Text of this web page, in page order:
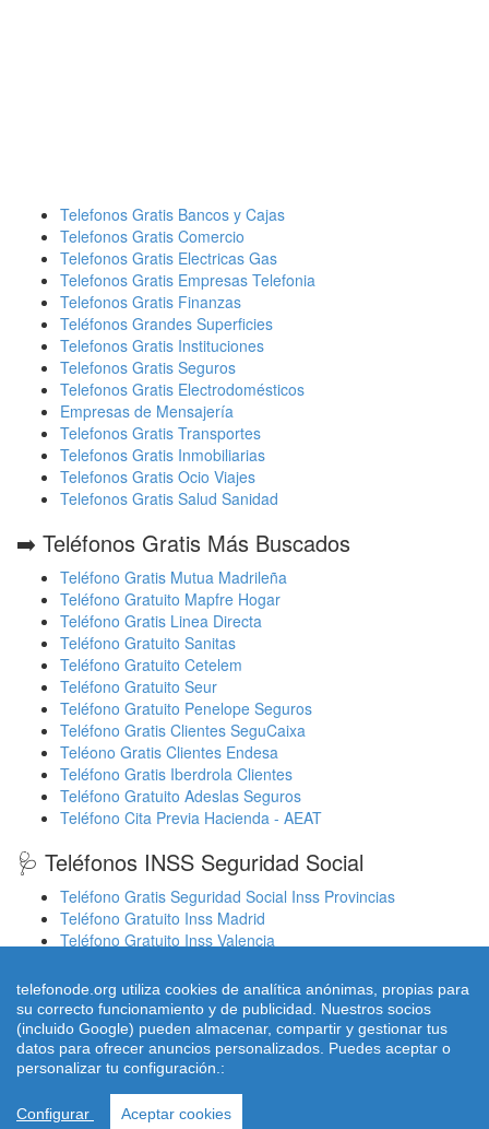
Telefonos Gratis Bancos y Cajas
Telefonos Gratis Comercio
Telefonos Gratis Electricas Gas
Telefonos Gratis Empresas Telefonia
Telefonos Gratis Finanzas
Teléfonos Grandes Superficies
Telefonos Gratis Instituciones
Telefonos Gratis Seguros
Telefonos Gratis Electrodomésticos
Empresas de Mensajería
Telefonos Gratis Transportes
Telefonos Gratis Inmobiliarias
Telefonos Gratis Ocio Viajes
Telefonos Gratis Salud Sanidad
➡️ Teléfonos Gratis Más Buscados
Teléfono Gratis Mutua Madrileña
Teléfono Gratuito Mapfre Hogar
Teléfono Gratis Linea Directa
Teléfono Gratuito Sanitas
Teléfono Gratuito Cetelem
Teléfono Gratuito Seur
Teléfono Gratuito Penelope Seguros
Teléfono Gratis Clientes SeguCaixa
Teléono Gratis Clientes Endesa
Teléfono Gratis Iberdrola Clientes
Teléfono Gratuito Adeslas Seguros
Teléfono Cita Previa Hacienda - AEAT
🩺 Teléfonos INSS Seguridad Social
Teléfono Gratis Seguridad Social Inss Provincias
Teléfono Gratuito Inss Madrid
Teléfono Gratuito Inss Valencia
Cita Previa Médicos Euskadi Osakidetza Osanet
Cita Previa Sas Intersas Andalucia
© 2026 telefonode.org |
Privacidad
Política de Cookies
telefonode.org utiliza cookies de analítica anónimas, propias para
su correcto funcionamiento y de publicidad. Nuestros socios
(incluido Google) pueden almacenar, compartir y gestionar tus
datos para ofrecer anuncios personalizados. Puedes aceptar o
personalizar tu configuración.:
Configurar Aceptar cookies